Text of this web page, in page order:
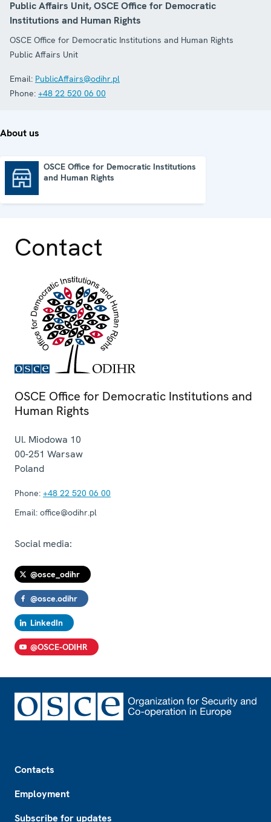
Public Affairs Unit, OSCE Office for Democratic
Institutions and Human Rights
OSCE Office for Democratic Institutions and Human Rights
Public Affairs Unit
Email: PublicAffairs@odihr.pl
Phone: +48 22 520 06 00
About us
OSCE Office for Democratic Institutions
and Human Rights
Contact
OSCE Office for Democratic Institutions and
Human Rights
Ul. Miodowa 10
00-251 Warsaw
Poland
Phone: +48 22 520 06 00
Email: office@odihr.pl
Social media:
@osce_odihr
@osce.odihr
LinkedIn
@OSCE-ODIHR
Contacts
Employment
Subscribe for updates